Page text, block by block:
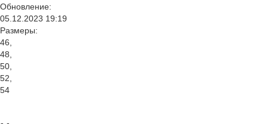
Обновление:
05.12.2023 19:19
Размеры:
46,
48,
50,
52,
54